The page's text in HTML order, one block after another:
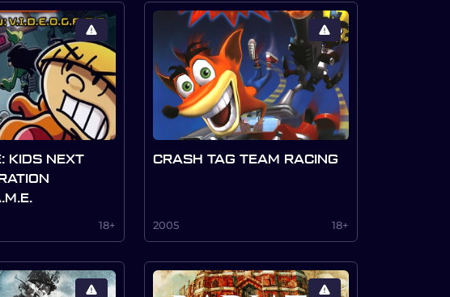
KIDS NEXT
18+
CRASH TAG TEAM RACING
2005 18+